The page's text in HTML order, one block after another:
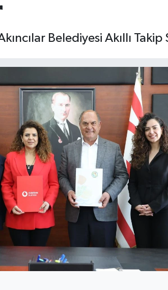
Belediyesi Akıllı